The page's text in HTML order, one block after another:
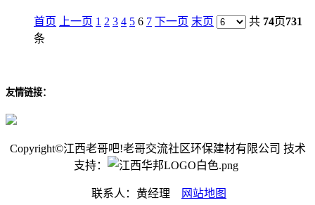
首页 上一页 1 2 3 4 5 6 7 下一页 末页 共 74页731
条
友情链接：
Copyright©江西老哥吧!老哥交流社区环保建材有限公司 技术
支持：
联系人：黄经理 网站地图